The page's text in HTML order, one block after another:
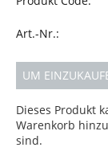
Art.-Nr.:
UM
Dieses Produkt
Warenkorb
sind.